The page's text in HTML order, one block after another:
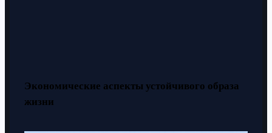
Экономические аспекты устойчивого образа
жизни